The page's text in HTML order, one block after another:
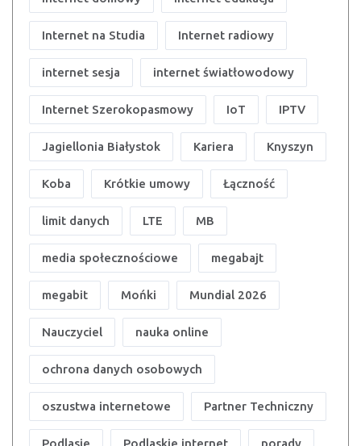
Internet na Studia Internet radiowy
internet sesja internet światłowodowy
Internet Szerokopasmowy IoT IPTV
Jagiellonia Białystok Kariera Knyszyn
Koba Krótkie umowy Łączność
limit danych LTE MB
media społecznościowe megabajt
megabit Mońki Mundial 2026
Nauczyciel nauka online
ochrona danych osobowych
oszustwa internetowe Partner Techniczny